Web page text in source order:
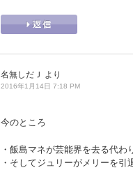
名無しだＪ より
2016年1月14日 7:18 PM
今のところ
・飯島マネが芸能界を去る代わ
・そしてジュリーがメリーを引